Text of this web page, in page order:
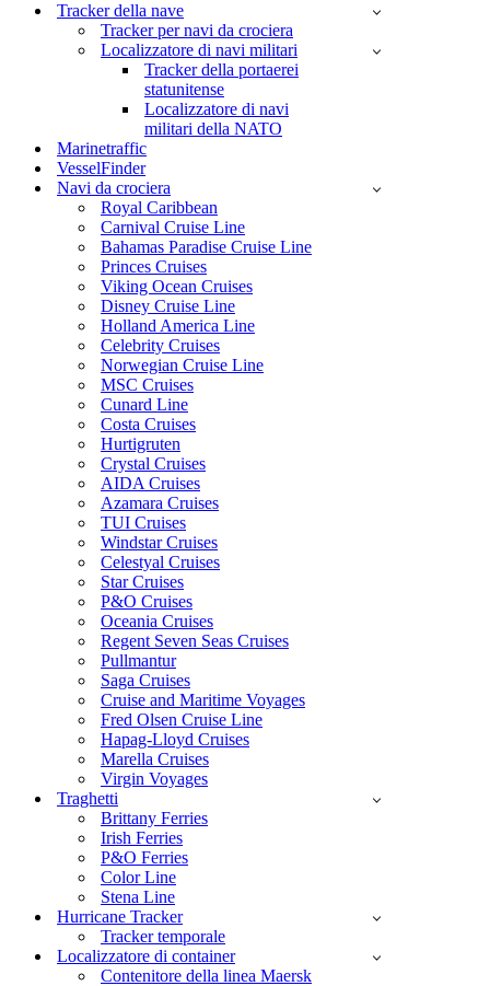
navigazioneTracker della nave
Tracker per navi da crociera
Localizzatore di navi militari
Tracker della portaerei
statunitense
Localizzatore di navi
militari della NATO
Marinetraffic
VesselFinder
Navi da crociera
Royal Caribbean
Carnival Cruise Line
Bahamas Paradise Cruise Line
Princes Cruises
Viking Ocean Cruises
Disney Cruise Line
Holland America Line
Celebrity Cruises
Norwegian Cruise Line
MSC Cruises
Cunard Line
Costa Cruises
Hurtigruten
Crystal Cruises
AIDA Cruises
Azamara Cruises
TUI Cruises
Windstar Cruises
Celestyal Cruises
Star Cruises
P&O Cruises
Oceania Cruises
Regent Seven Seas Cruises
Pullmantur
Saga Cruises
Cruise and Maritime Voyages
Fred Olsen Cruise Line
Hapag-Lloyd Cruises
Marella Cruises
Virgin Voyages
Traghetti
Brittany Ferries
Irish Ferries
P&O Ferries
Color Line
Stena Line
Hurricane Tracker
Tracker temporale
Localizzatore di container
Contenitore della linea Maersk